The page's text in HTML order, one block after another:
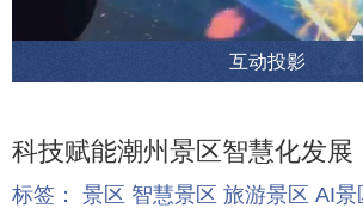
互动投影
科技赋能潮州景区智慧化发展
标签： 景区 智慧景区 旅游景区 AI景